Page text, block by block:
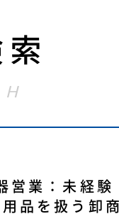
営業：未経験
品を扱う卸